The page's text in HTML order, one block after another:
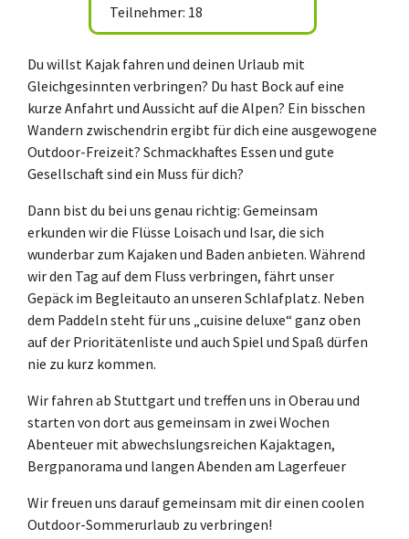
Teilnehmer: 18
Du willst Kajak fahren und deinen Urlaub mit
Gleichgesinnten verbringen? Du hast Bock auf eine
kurze Anfahrt und Aussicht auf die Alpen? Ein bisschen
Wandern zwischendrin ergibt für dich eine ausgewogene
Outdoor-Freizeit? Schmackhaftes Essen und gute
Gesellschaft sind ein Muss für dich?
Dann bist du bei uns genau richtig: Gemeinsam
erkunden wir die Flüsse Loisach und Isar, die sich
wunderbar zum Kajaken und Baden anbieten. Während
wir den Tag auf dem Fluss verbringen, fährt unser
Gepäck im Begleitauto an unseren Schlafplatz. Neben
dem Paddeln steht für uns „cuisine deluxe“ ganz oben
auf der Prioritätenliste und auch Spiel und Spaß dürfen
nie zu kurz kommen.
Wir fahren ab Stuttgart und treffen uns in Oberau und
starten von dort aus gemeinsam in zwei Wochen
Abenteuer mit abwechslungsreichen Kajaktagen,
Bergpanorama und langen Abenden am Lagerfeuer
Wir freuen uns darauf gemeinsam mit dir einen coolen
Outdoor-Sommerurlaub zu verbringen!